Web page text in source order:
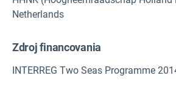
Netherlands
Zdroj financovania
INTERREG Two Seas Programme